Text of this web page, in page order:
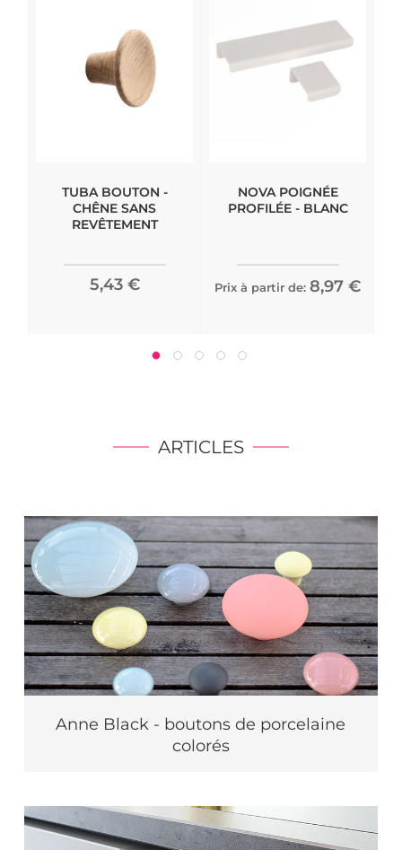
TUBA BOUTON -
CHÊNE SANS
REVÊTEMENT
5,43 €
NOVA POIGNÉE
PROFILÉE - BLANC
Prix à partir de: 8,97 €
ARTICLES
Anne Black - boutons de porcelaine
colorés